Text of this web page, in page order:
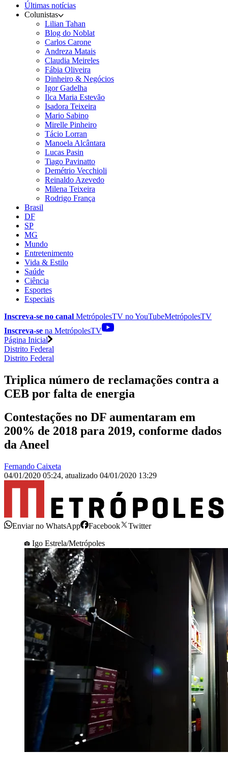
Últimas notícias
Colunistas
Lilian Tahan
Blog do Noblat
Carlos Carone
Andreza Matais
Claudia Meireles
Fábia Oliveira
Dinheiro & Negócios
Igor Gadelha
Ilca Maria Estevão
Isadora Teixeira
Mario Sabino
Mirelle Pinheiro
Tácio Lorran
Manoela Alcântara
Lucas Pasin
Tiago Pavinatto
Demétrio Vecchioli
Reinaldo Azevedo
Milena Teixeira
Rodrigo França
Brasil
DF
SP
MG
Mundo
Entretenimento
Vida & Estilo
Saúde
Ciência
Esportes
Especiais
Inscreva-se no canal MetrópolesTV noYouTubeMetrópolesTV
Inscreva-se na MetrópolesTV
Página Inicial
Distrito Federal
Distrito Federal
Triplica número de reclamações contra a
CEB por falta de energia
Contestações no DF aumentaram em
200% de 2018 para 2019, conforme dados
da Aneel
Fernando Caixeta
04/01/2020 05:24, atualizado 04/01/2020 13:29
Enviar no WhatsApp Facebook
Twitter
Igo Estrela/Metrópoles